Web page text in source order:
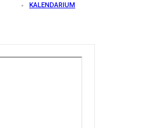
KALENDARIUM